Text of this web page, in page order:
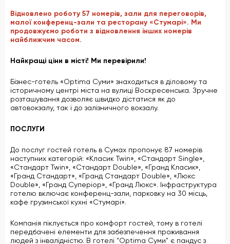
Відновлено роботу 57 номерів, зали для переговорів,
малої конференц-зали та ресторану «Стумарі». Ми
продовжуємо роботи з відновлення інших номерів
найближчим часом.
Найкращі ціни в місті! Ми перевірили!
Бізнес-готель «Optima Суми» знаходиться в діловому та
історичному центрі міста на вулиці Воскресенська. Зручне
розташування дозволяє швидко дістатися як до
автовокзалу, так і до залізничного вокзалу.
ПОСЛУГИ
До послуг гостей готель в Сумах пропонує 87 номерів
наступних категорій: «Класик Twin», «Стандарт Single»,
«Стандарт Twin», «Стандарт Double», «Гранд Класик»,
«Гранд Стандарт», «Гранд Стандарт Double», «Люкс
Double», «Гранд Суперіор», «Гранд Люкс». Інфраструктура
готелю включає конференц-зали, парковку на 30 місць,
кафе грузинської кухні «Стумарі».
Компанія піклується про комфорт гостей, тому в готелі
передбачені елементи для забезпечення проживання
людей з інвалідністю. В готелі "Optima Суми" є пандус з